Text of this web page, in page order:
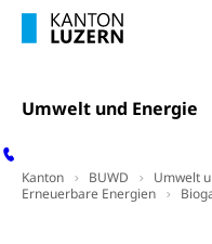
Umwelt und Energie
Kanton BUWD Umwelt
Erneuerbare Energien
Vorschule
Gesundheit und